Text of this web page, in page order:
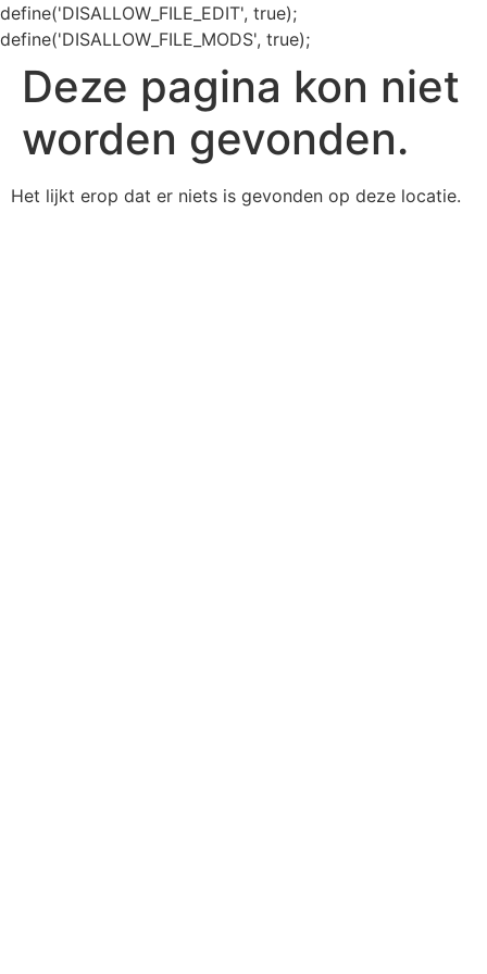
define('DISALLOW_FILE_EDIT', true);
define('DISALLOW_FILE_MODS', true);
Deze pagina kon niet
worden gevonden.
Het lijkt erop dat er niets is gevonden op deze locatie.